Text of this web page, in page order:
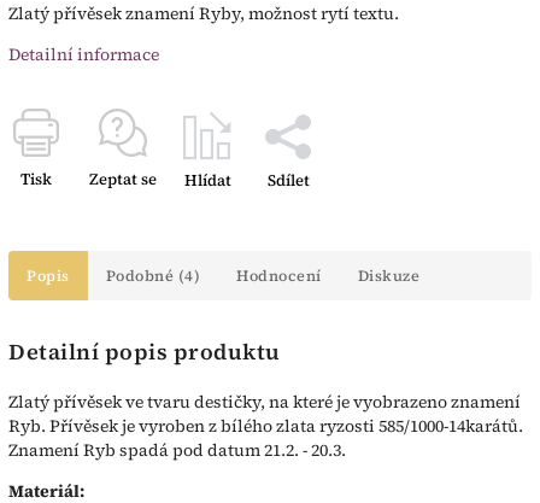
Zlatý přívěsek znamení Ryby, možnost rytí textu.
Detailní informace
Tisk Zeptat se Hlídat Sdílet
Popis Podobné (4) Hodnocení Diskuze
Detailní popis produktu
Zlatý přívěsek ve tvaru destičky, na které je vyobrazeno znamení
Ryb. Přívěsek je vyroben z bílého zlata ryzosti 585/1000-14karátů.
Znamení Ryb spadá pod datum 21.2. - 20.3.
Materiál: